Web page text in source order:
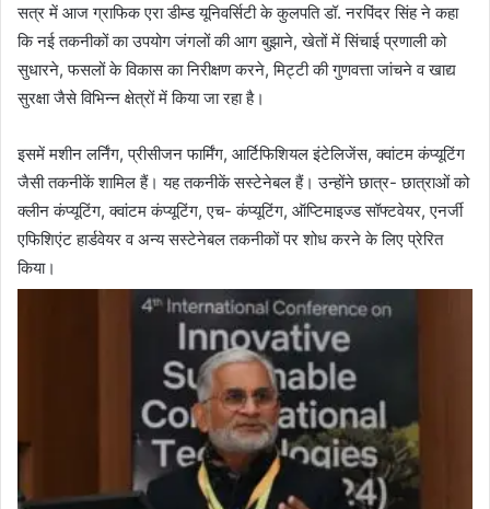
सत्र में आज ग्राफिक एरा डीम्ड यूनिवर्सिटी के कुलपति डॉ. नरपिंदर सिंह ने कहा
कि नई तकनीकों का उपयोग जंगलों की आग बुझाने, खेतों में सिंचाई प्रणाली को
सुधारने, फसलों के विकास का निरीक्षण करने, मिट्टी की गुणवत्ता जांचने व खाद्य
सुरक्षा जैसे विभिन्न क्षेत्रों में किया जा रहा है।
इसमें मशीन लर्निंग, प्रीसीजन फार्मिंग, आर्टिफिशियल इंटेलिजेंस, क्वांटम कंप्यूटिंग
जैसी तकनीकें शामिल हैं। यह तकनीकें सस्टेनेबल हैं। उन्होंने छात्र- छात्राओं को
क्लीन कंप्यूटिंग, क्वांटम कंप्यूटिंग, एच- कंप्यूटिंग, ऑप्टिमाइज्ड सॉफ्टवेयर, एनर्जी
एफिशिएंट हार्डवेयर व अन्य सस्टेनेबल तकनीकों पर शोध करने के लिए प्रेरित
किया।